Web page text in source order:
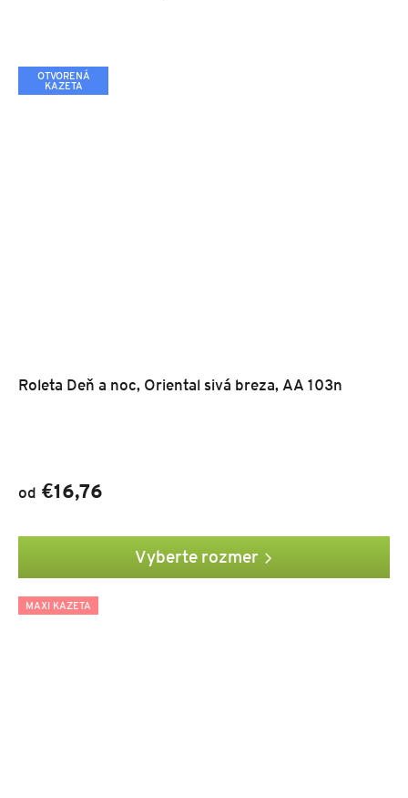
OTVORENÁ
KAZETA
Roleta Deň a noc, Oriental sivá breza, AA 103n
od €16,76
Vyberte rozmer
MAXI KAZETA